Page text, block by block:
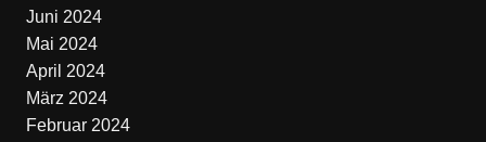
Juni 2024
Mai 2024
April 2024
März 2024
Februar 2024